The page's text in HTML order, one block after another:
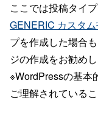
ここでは投稿タイ
GENERIC カスタ
プを作成した場合
ジの作成をお勧めし
※WordPressの基本
ご理解されている